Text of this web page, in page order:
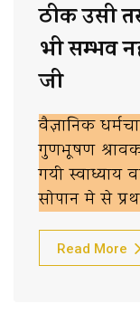
ठीक उसी
भी सम्भव
जी
वैज्ञानिक
गुणभूषण
गयी
सोपान मे से
Read More